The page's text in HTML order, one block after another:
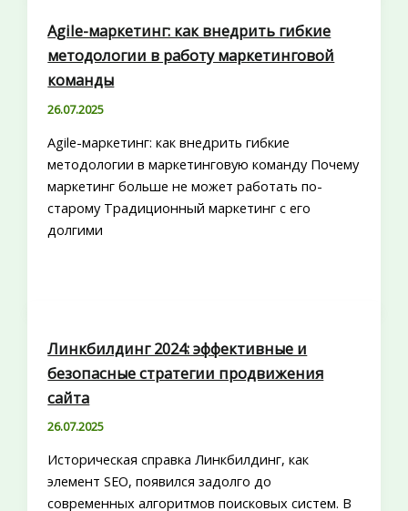
Agile-маркетинг: как внедрить гибкие
методологии в работу маркетинговой
команды
26.07.2025
Agile-маркетинг: как внедрить гибкие
методологии в маркетинговую команду Почему
маркетинг больше не может работать по-
старому Традиционный маркетинг с его
долгими
Линкбилдинг 2024: эффективные и
безопасные стратегии продвижения
сайта
26.07.2025
Историческая справка Линкбилдинг, как
элемент SEO, появился задолго до
современных алгоритмов поисковых систем. В